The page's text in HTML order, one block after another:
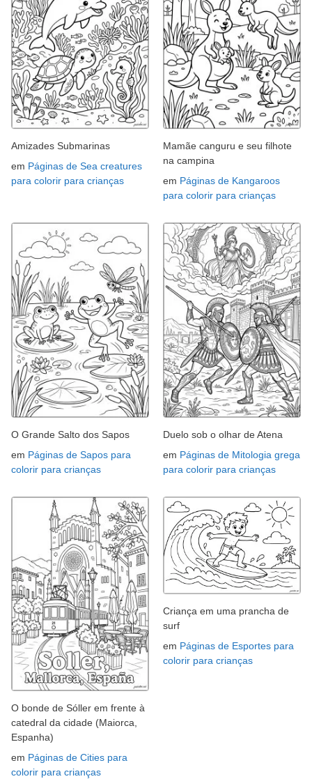
Amizades Submarinas
em Páginas de Sea creatures
para colorir para crianças
Mamãe canguru e seu filhote
na campina
em Páginas de Kangaroos
para colorir para crianças
O Grande Salto dos Sapos
em Páginas de Sapos para
colorir para crianças
Duelo sob o olhar de Atena
em Páginas de Mitologia grega
para colorir para crianças
O bonde de Sóller em frente à
catedral da cidade (Maiorca,
Espanha)
em Páginas de Cities para
colorir para crianças
Criança em uma prancha de
surf
em Páginas de Esportes para
colorir para crianças